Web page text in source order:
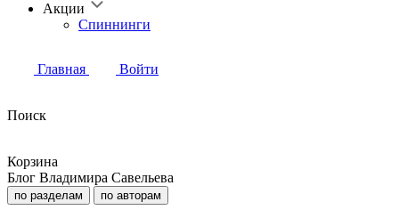
Акции
Спиннинги
Главная Войти
Поиск
Корзина
Блог Владимира Савельева
по разделам по авторам